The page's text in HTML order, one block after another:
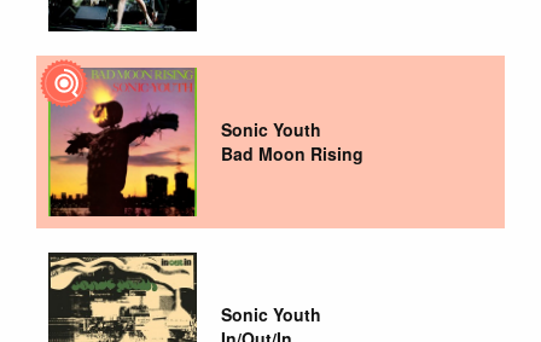
Sonic Youth
Bad Moon Rising
Sonic Youth